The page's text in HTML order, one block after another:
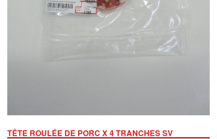
TÊTE ROULÉE DE PORC X 4 TRANCHES SV